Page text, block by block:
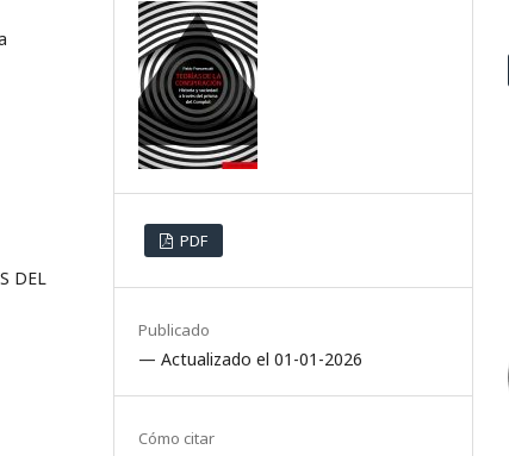
DEL
PDF
Publicado
— Actualizado el 01-01-2026
Cómo citar